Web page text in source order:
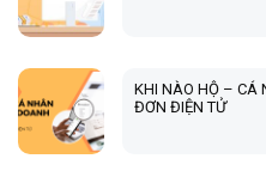
KHI NÀO HỘ – CÁ
ĐƠN ĐIỆN TỬ